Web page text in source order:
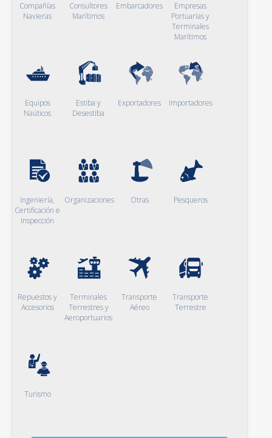
Compañías
Navieras
Consultores
Marítimos
Embarcadores
Empresas
Portuarias y
Terminales
Marítimos
Equipos
Naúticos
Estiba y
Desestiba
Exportadores Importadores
Ingeniería,
Certificación e
Inspección
Organizaciones Otras Pesqueros
Repuestos y
Accesorios
Terminales
Terrestres y
Aeroportuarios
Transporte
Aéreo
Transporte
Terrestre
Turismo